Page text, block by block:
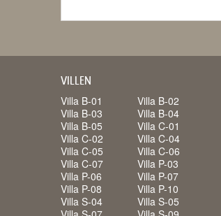
VILLEN
Villa B-01
Villa B-02
Villa B-03
Villa B-04
Villa B-05
Villa C-01
Villa C-02
Villa C-04
Villa C-05
Villa C-06
Villa C-07
Villa P-03
Villa P-06
Villa P-07
Villa P-08
Villa P-10
Villa S-04
Villa S-05